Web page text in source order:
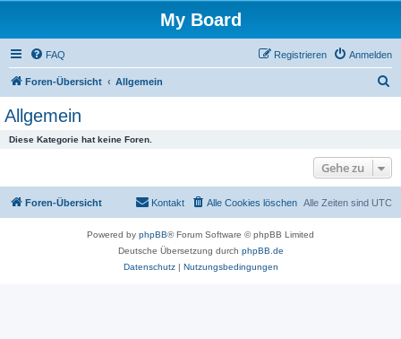
My Board
FAQ Anmelden
Registrieren
Foren-Übersicht Allgemein
Allgemein
Diese Kategorie hat keine Foren.
Gehe zu
Foren-Übersicht Alle Zeiten sind UTC
Alle Cookies löschen
Kontakt
Powered by phpBB® Forum Software © phpBB Limited
Deutsche Übersetzung durch phpBB.de
Datenschutz| Nutzungsbedingungen